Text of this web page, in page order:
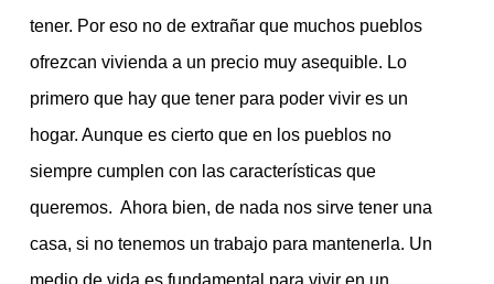
tener. Por eso no de extrañar que muchos pueblos
ofrezcan vivienda a un precio muy asequible. Lo
primero que hay que tener para poder vivir es un
hogar. Aunque es cierto que en los pueblos no
siempre cumplen con las características que
queremos. Ahora bien, de nada nos sirve tener una
casa, si no tenemos un trabajo para mantenerla. Un
medio de vida es fundamental para vivir en un